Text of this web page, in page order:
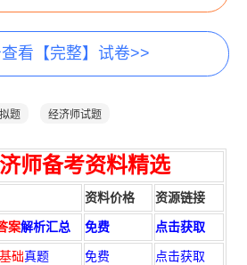
看【完整】试卷>>
题 经济师试题
师备考资料精选
资料价格 资源链接
案解析汇总 免费 点击获取
础真题 免费 点击获取